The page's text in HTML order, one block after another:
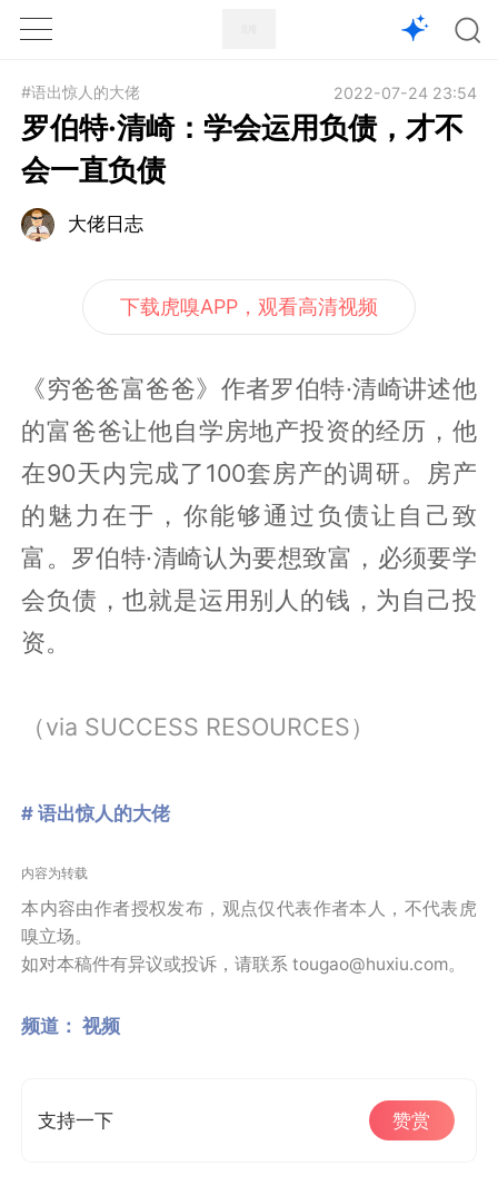
1X
#语出惊人的大佬 2022-07-24 23:54
罗伯特·清崎：学会运用负债，才不
会一直负债
大佬日志
下载虎嗅APP，观看高清视频
《穷爸爸富爸爸》作者罗伯特·清崎讲述他
的富爸爸让他自学房地产投资的经历，他
在90天内完成了100套房产的调研。房产
的魅力在于，你能够通过负债让自己致
富。罗伯特·清崎认为要想致富，必须要学
会负债，也就是运用别人的钱，为自己投
资。
（via SUCCESS RESOURCES）
# 语出惊人的大佬
内容为转载
本内容由作者授权发布，观点仅代表作者本人，不代表虎
嗅立场。
如对本稿件有异议或投诉，请联系 tougao@huxiu.com。
频道： 视频
支持一下 赞赏